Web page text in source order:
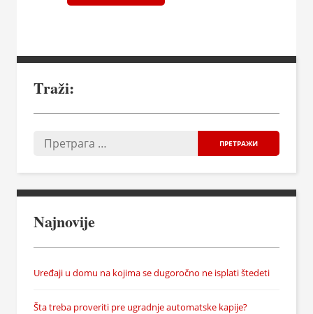
Traži:
Najnovije
Uređaji u domu na kojima se dugoročno ne isplati štedeti
Šta treba proveriti pre ugradnje automatske kapije?